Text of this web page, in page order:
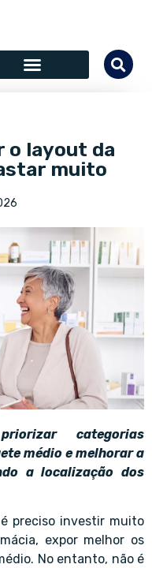
o layout da
muito
categorias
médio e melhorar a
a localização dos
preciso investir muito
expor melhor os
No entanto, não é